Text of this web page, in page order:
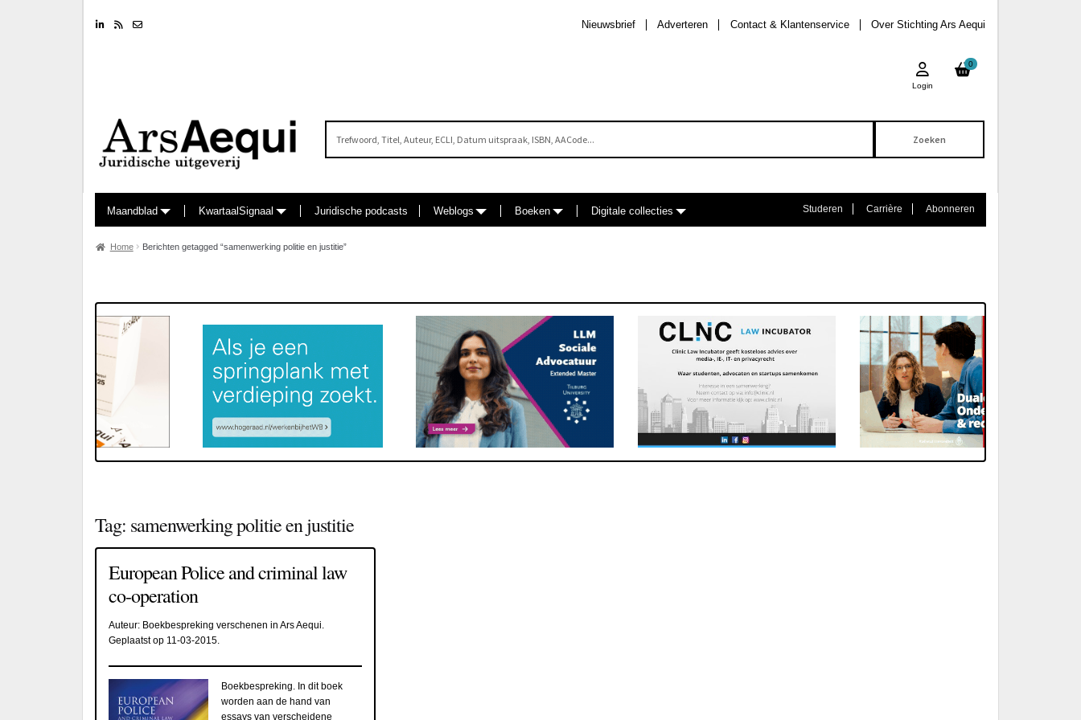
LinkedinRSS feed Over Stichting Ars Aequi
Contact & Klantenservice
Adverteren
Nieuwsbrief
0
Login
Maandblad KwartaalSignaal Juridische podcasts Weblogs Boeken Digitale collecties Studeren Carrière Abonneren
Home Berichten getagged “samenwerking politie en justitie”
Tag: samenwerking politie en justitie
European Police and criminal law
co-operation
Auteur: Boekbespreking verschenen in Ars Aequi.
Geplaatst op 11-03-2015.
Boekbespreking. In dit boek
worden aan de hand van
essays van verscheidene